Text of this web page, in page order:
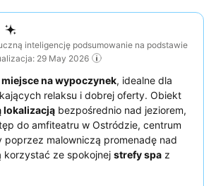
inteligencję podsumowanie na podstawie
29 May 2026
na wypoczynek, idealne dla
relaksu i dobrej oferty. Obiekt
lokalizacją bezpośrednio nad jeziorem,
do amfiteatru w Ostródzie, centrum
poprzez malowniczą promenadę nad
korzystać ze spokojnej strefy spa z